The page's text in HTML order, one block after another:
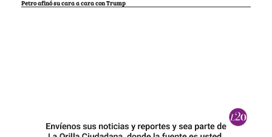
Petro afinó su cara a cara con Trump